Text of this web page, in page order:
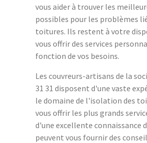
vous aider à trouver les
possibles pour les problèmes
toitures. Ils restent à votre
vous offrir des services
fonction de vos besoins.
Les couvreurs-artisans de la
31 31 disposent d'une vaste
le domaine de l'isolation des
vous offrir les plus grands
d'une excellente connaissance
peuvent vous fournir des